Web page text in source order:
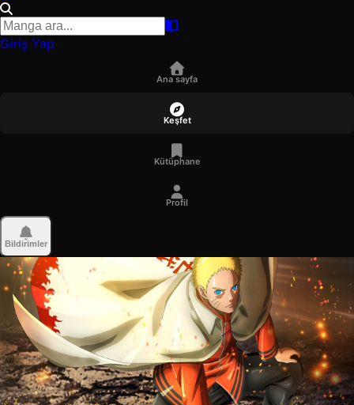
Giriş Yap
Ana sayfa
Keşfet
Kütüphane
Profil
Bildirimler